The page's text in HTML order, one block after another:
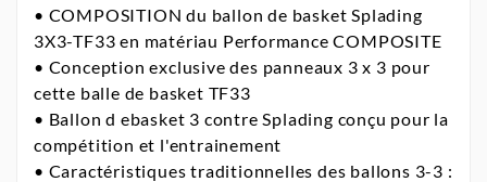
• COMPOSITION du ballon de basket Splading
3X3-TF33 en matériau Performance COMPOSITE
• Conception exclusive des panneaux 3 x 3 pour
cette balle de basket TF33
• Ballon d ebasket 3 contre Splading conçu pour la
compétition et l'entrainement
• Caractéristiques traditionnelles des ballons 3-3 :